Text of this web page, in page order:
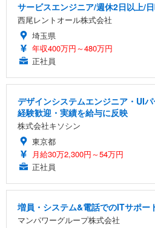
サービスエンジニア/週休2日以上/
西尾レントオール株式会社
埼玉県
年収400万円～480万円
正社員
デザインシステムエンジニア・UI
経験歓迎・実績を給与に反映
株式会社キソシン
東京都
月給30万2,300円～54万円
正社員
増員・システム&電話でのITサポー
マンパワーグループ株式会社